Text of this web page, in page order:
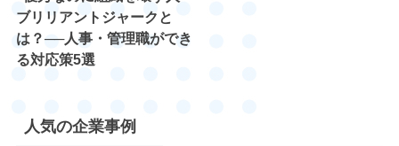
ブリリアントジャークと
は？──人事・管理職ができ
る対応策5選
人気の企業事例